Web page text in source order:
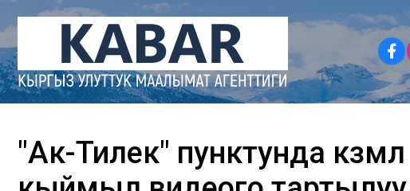
"Ак-Тилек" пунктунда